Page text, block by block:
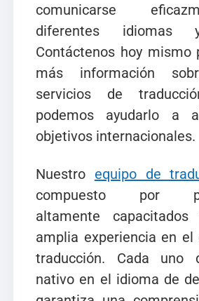
comunicarse
diferentes idiomas
Contáctenos hoy mismo
más información
servicios de
podemos ayudarlo a
objetivos internacionales.
Nuestro equipo de
compuesto por
altamente
amplia experiencia en el
traducción. Cada uno
nativo en el idioma de